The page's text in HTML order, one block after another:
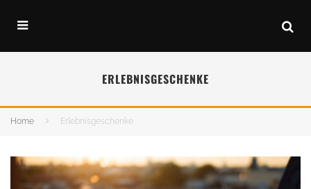
ERLEBNISGESCHENKE
Home Erlebnisgeschenke